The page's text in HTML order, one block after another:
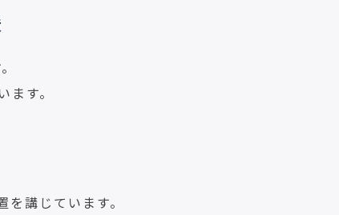
す。
講じています。